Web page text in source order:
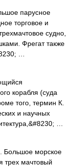
парусное
торговое и
судно,
Фрегат также
…
корабля (суда
того, термин К.
и научных
…
морское
трех мачтовый